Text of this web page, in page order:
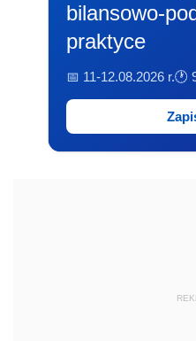
bilansowo-
praktyce
📅 11-12.08.2026 r.🕐